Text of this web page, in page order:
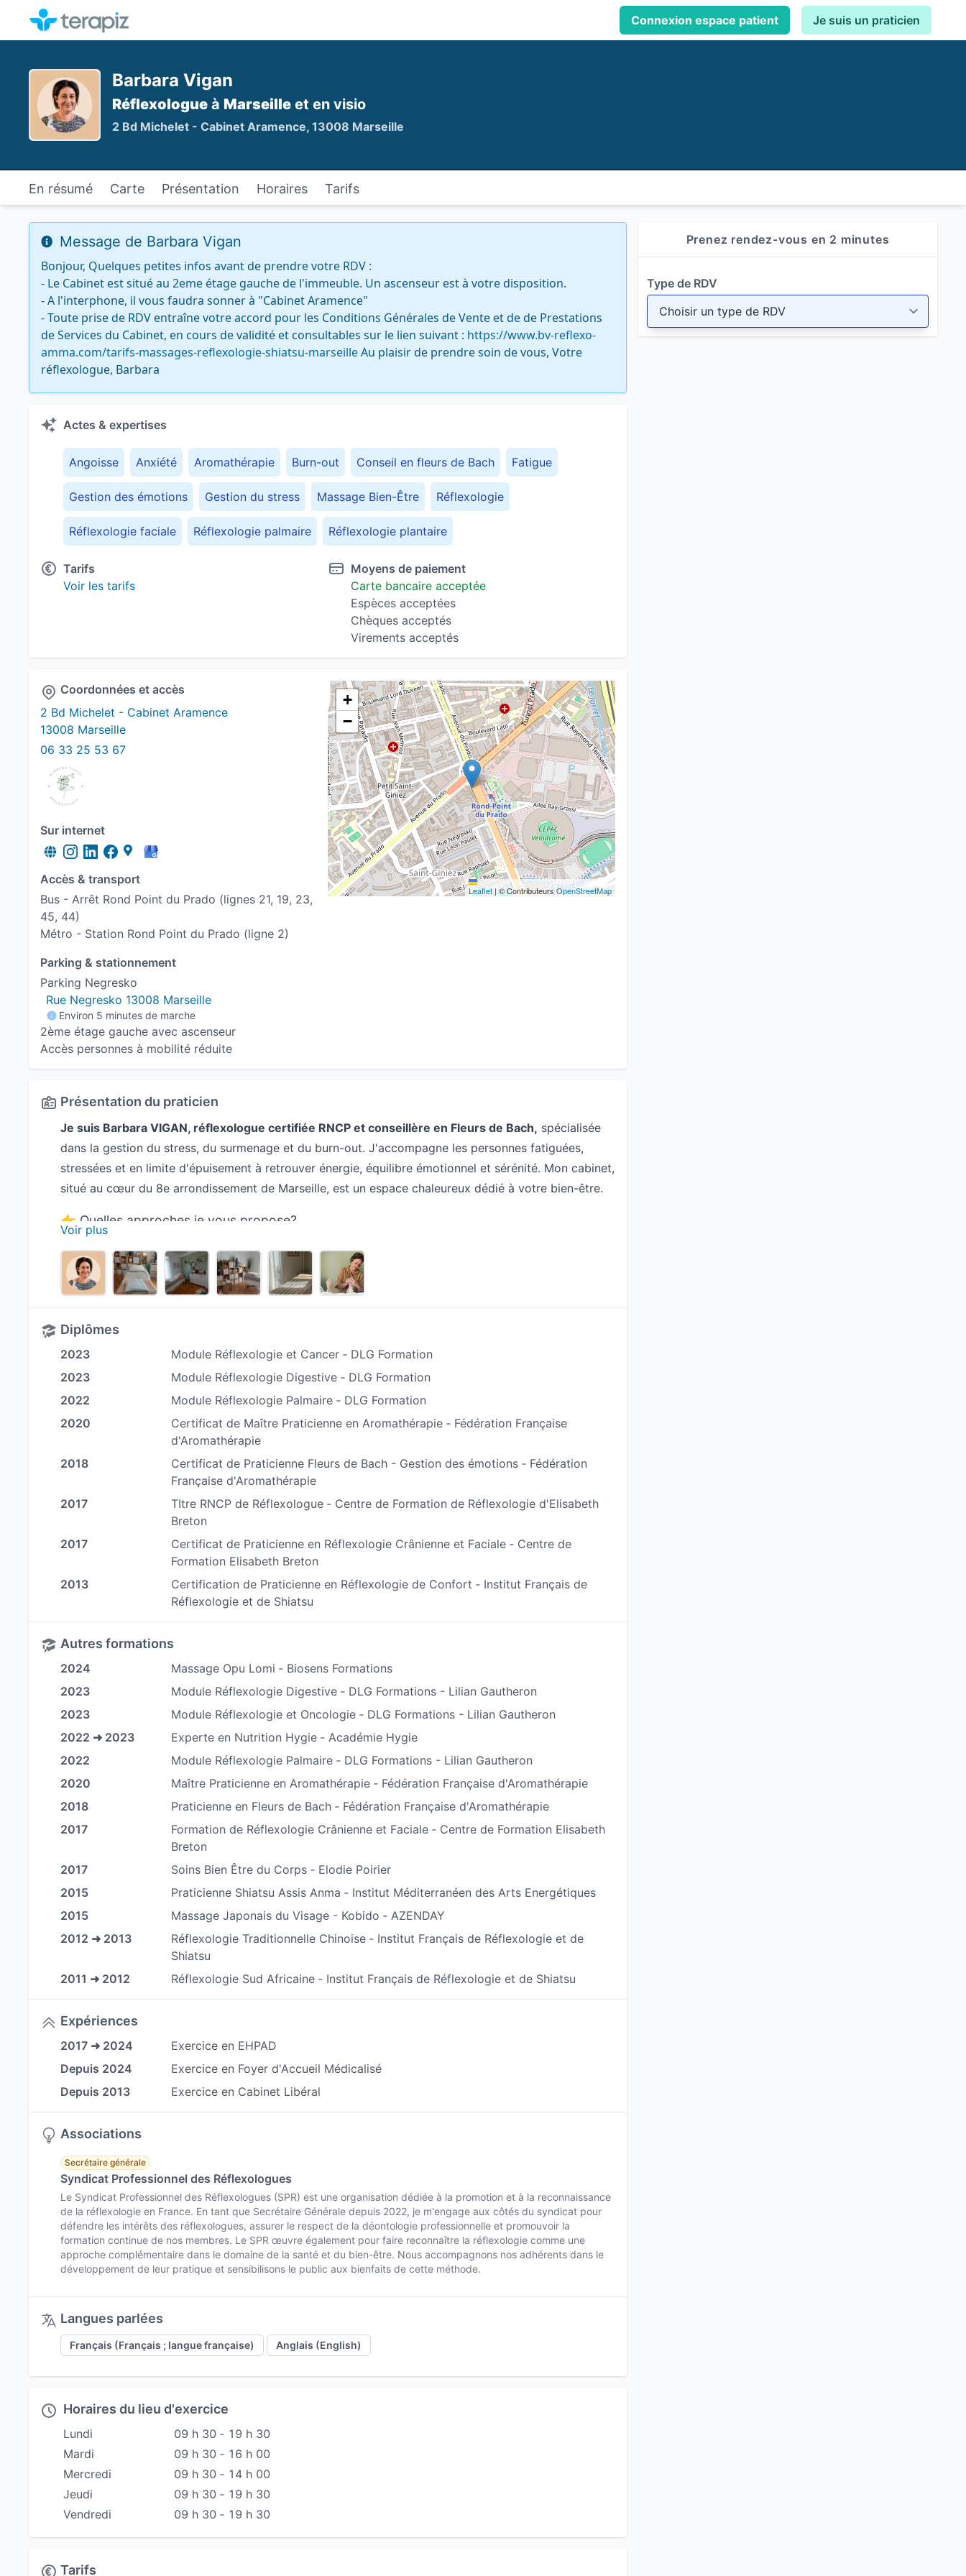
Connexion espace patient Je suis un praticien
Barbara Vigan
Réflexologue à Marseille et en visio
2 Bd Michelet - Cabinet Aramence, 13008 Marseille
En résumé Carte Présentation Horaires Tarifs
Message de Barbara Vigan
Bonjour, Quelques petites infos avant de prendre votre RDV :
- Le Cabinet est situé au 2eme étage gauche de l'immeuble. Un ascenseur est à votre disposition.
- A l'interphone, il vous faudra sonner à "Cabinet Aramence"
- Toute prise de RDV entraîne votre accord pour les Conditions Générales de Vente et de de Prestations
de Services du Cabinet, en cours de validité et consultables sur le lien suivant : https://www.bv-reflexo-
amma.com/tarifs-massages-reflexologie-shiatsu-marseille Au plaisir de prendre soin de vous, Votre
réflexologue, Barbara
Actes & expertises
Angoisse Anxiété Aromathérapie Burn-out Conseil en fleurs de Bach Fatigue
Gestion des émotions Gestion du stress Massage Bien-Être Réflexologie
Réflexologie faciale Réflexologie palmaire Réflexologie plantaire
Tarifs
Voir les tarifs
Moyens de paiement
Carte bancaire acceptée
Espèces acceptées
Chèques acceptés
Virements acceptés
Coordonnées et accès
2 Bd Michelet - Cabinet Aramence
13008 Marseille
06 33 25 53 67
Sur internet
Accès & transport
Bus - Arrêt Rond Point du Prado (lignes 21, 19, 23,
45, 44)
Métro - Station Rond Point du Prado (ligne 2)
Parking & stationnement
Parking Negresko
Rue Negresko 13008 Marseille
Environ 5 minutes de marche
2ème étage gauche avec ascenseur
Accès personnes à mobilité réduite
+
−
Leaflet |© ContributeursOpenStreetMap
Présentation du praticien
Je suis Barbara VIGAN, réflexologue certifiée RNCP et conseillère en Fleurs de Bach, spécialisée
dans la gestion du stress, du surmenage et du burn-out. J'accompagne les personnes fatiguées,
stressées et en limite d'épuisement à retrouver énergie, équilibre émotionnel et sérénité. Mon cabinet,
situé au cœur du 8e arrondissement de Marseille, est un espace chaleureux dédié à votre bien-être.
👉 Quelles approches je vous propose?
Je vous propose des séances deréflexologie plantaire(différentes approches),
crânienne, ainsi que dessoins bien-être
mêlant réflexologie et massages détente. Ces méthodes
naturelles sont conçuespour relâcher les tensions, apaiser vos émotions et favoriser un mieux-
pour gérer le stress quotidien, mes soins s'adaptent à vos besoins.
👉 Les bénéfices de mes séances :
Mon approche holistique vous aide à :
-Apaiser le stress, l'anxiété et les troubles émotionnels liés à un rythme de vie intense.
Retrouver énergie,
vitalité et clarté mentale.
-Prévenir ou surmonter le burn-outen agissant sur les symptômes de l'épuisement (cet
accompagnement se fait en complémentarité des professionnels de santé qui vous entourent ou vers
lesquels je peux être amenée à vous diriger)
-Vous accompagner en complément de vos traitements médicauxdans le cadre de pathologies
chroniques ou de douleurs persistantes.
Tous mes accompagnements se font en complémentarité des professionnels de santé qui vous
entourent ou vers lesquels je peux être amenée à vous diriger).
👉 Pourquoi choisir mes soins bien-être ?
Mes accompagnements s'appuient surtrois piliers :
- Personnalisation des soins :chaque séance est adaptée à vos besoins spécifiques, avec une
Approches naturelles et douces :
que ce soit à travers la réflexologie, les Fleurs de Bach ou
l'aromathérapie, j'utilise des techniques douces pour apaiser les tensions physiques et émotionnelles,
toujours en prenant en compte votre état de santé général.
-Un espace de reconnexion à soi :mon cabinet est un lieu de sérénité, où vous pouvez vous
recentrer, relâcher les pressions du quotidien, et retrouver un équilibre intérieur.
Chaque séance est un moment privilégié pour vous. Elle vous permet de prendre du recul, de vous
recentrer sur vos besoins et de trouver des solutions naturelles pour alléger le poids du stress et des
émotions négatives.
👉 Un accompagnement global vers le bien-être
Que vous soyez en recherche de relaxation ponctuelle ou d'un soutien régulier pour gérer un stress
chronique,mes soins s'intègrent parfaitement dans une démarche globale de mieux-être. J'offre
bienfaits des séances à domicile et renforcer l'équilibre émotionnel au quotidien.
🌿 Prenez rendez-vous dès aujourd'hui.
En vous accordant un moment pour vous dans un espace bienveillant, vous faites un pas vers une vie
plus sereine, plus équilibrée, et une meilleure gestion de votre stress. Je vous invite à réserver votre
vos besoins spécifiques.
Voir plus
Diplômes
2023
Module Réflexologie et Cancer ‐ DLG Formation
2023
Module Réflexologie Digestive ‐ DLG Formation
2022
Module Réflexologie Palmaire ‐ DLG Formation
2020
Certificat de Maître Praticienne en Aromathérapie ‐ Fédération Française
d'Aromathérapie
2018
Certificat de Praticienne Fleurs de Bach - Gestion des émotions ‐ Fédération
Française d'Aromathérapie
2017
TItre RNCP de Réflexologue ‐ Centre de Formation de Réflexologie d'Elisabeth
Breton
2017
Certificat de Praticienne en Réflexologie Crânienne et Faciale ‐ Centre de
Formation Elisabeth Breton
2013
Certification de Praticienne en Réflexologie de Confort ‐ Institut Français de
Réflexologie et de Shiatsu
Autres formations
2024
Massage Opu Lomi ‐ Biosens Formations
2023
Module Réflexologie Digestive ‐ DLG Formations - Lilian Gautheron
2023
Module Réflexologie et Oncologie ‐ DLG Formations - Lilian Gautheron
2022 ➜ 2023
Experte en Nutrition Hygie ‐ Académie Hygie
2022
Module Réflexologie Palmaire ‐ DLG Formations - Lilian Gautheron
2020
Maître Praticienne en Aromathérapie ‐ Fédération Française d'Aromathérapie
2018
Praticienne en Fleurs de Bach ‐ Fédération Française d'Aromathérapie
2017
Formation de Réflexologie Crânienne et Faciale ‐ Centre de Formation Elisabeth
Breton
2017
Soins Bien Être du Corps ‐ Elodie Poirier
2015
Praticienne Shiatsu Assis Anma ‐ Institut Méditerranéen des Arts Energétiques
2015
Massage Japonais du Visage - Kobido ‐ AZENDAY
2012 ➜ 2013
Réflexologie Traditionnelle Chinoise ‐ Institut Français de Réflexologie et de
Shiatsu
2011 ➜ 2012
Réflexologie Sud Africaine ‐ Institut Français de Réflexologie et de Shiatsu
Expériences
2017 ➜ 2024
Exercice en EHPAD
Depuis 2024
Exercice en Foyer d'Accueil Médicalisé
Depuis 2013
Exercice en Cabinet Libéral
Associations
Secrétaire générale
Syndicat Professionnel des Réflexologues
Le Syndicat Professionnel des Réflexologues (SPR) est une organisation dédiée à la promotion et à la reconnaissance
de la réflexologie en France. En tant que Secrétaire Générale depuis 2022, je m'engage aux côtés du syndicat pour
défendre les intérêts des réflexologues, assurer le respect de la déontologie professionnelle et promouvoir la
formation continue de nos membres. Le SPR œuvre également pour faire reconnaître la réflexologie comme une
approche complémentaire dans le domaine de la santé et du bien-être. Nous accompagnons nos adhérents dans le
développement de leur pratique et sensibilisons le public aux bienfaits de cette méthode.
Langues parlées
Français (Français ; langue française) Anglais (English)
Horaires du lieu d'exercice
Lundi
09 h 30 ‐ 19 h 30
Mardi
09 h 30 ‐ 16 h 00
Mercredi
09 h 30 ‐ 14 h 00
Jeudi
09 h 30 ‐ 19 h 30
Vendredi
09 h 30 ‐ 19 h 30
Tarifs
Prenez rendez-vous en 2 minutes
Type de RDV